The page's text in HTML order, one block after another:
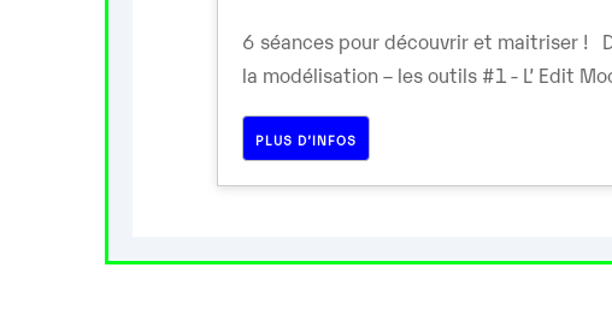
6 séances pour découvrir et maitriser !
la modélisation – les outils #1 - L’ Edit
PLUS D’INFOS